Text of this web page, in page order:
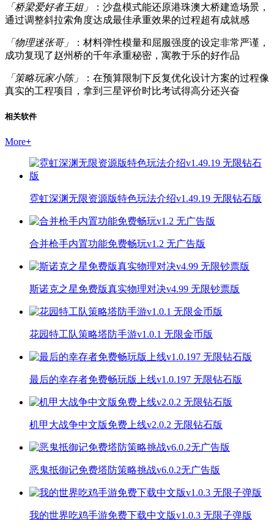
「桥梁爱好者王姐」
：沙盘模式能还原港珠澳大桥建造场景，
通过调整斜拉索角度达成最佳承重效果的过程超有成就感
「物理迷张哥」
：材料弹性模量和屈服强度的设定非常严谨，
成功复现了赵州桥的千年承重秘密，寓教于乐的好作品
「策略玩家小陈」
：在预算限制下反复优化设计方案的过程像
真实的工程项目，拿到三星评价时比考试得高分还兴奋
相关软件
More+
霓虹深渊无限资源版特色玩法介绍v1.49.19 无限钻石版
合并枪手内置功能免费畅玩v1.2 无广告版
斯诺克之星免费版真实物理对决v4.99 无限钞票版
花园特工队策略塔防手游v1.0.1 无限金币版
最后的幸存者免费畅玩版上线v1.0.197 无限钻石版
机甲大战争中文版免费上线v2.0.2 无限钻石版
恶鬼抵御记免费塔防策略挑战v6.0.2无广告版
我的世界吃鸡手游免费下载中文版v1.0.3 无限子弹版